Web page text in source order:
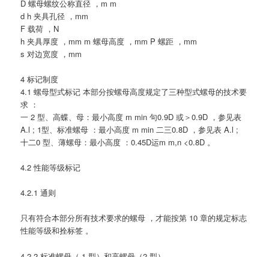
D 螺母螺纹公称直径 ，m m
d h 夹具孔径 ，mm
F 载荷 ，N
h 夹具厚度 ，mm m 螺母高度 ，mm P 螺距 ，mm
s 对边宽度 ，mm
4 标记制度
4.1 螺母型式标记 本部分按螺母高度规定了三种型式螺母的技术要
求 ：
一 2 型、高蝶、母：最小高度 m min 句0.9D 或＞0.9D ，参见表
A.l ; 1型、标准螺母 ：最小高度 m min 二三0.8D ，参见表 A.l ;
十二0 型、薄螺母：最小高度 ：0.45D运m m,n <0.8D 。
4.2 性能等级标记
4.2.1 通则
只有符合本部分所有技术要求的螺母 ，才能按第 10 章的规定标志
性能等级和拴标签 。